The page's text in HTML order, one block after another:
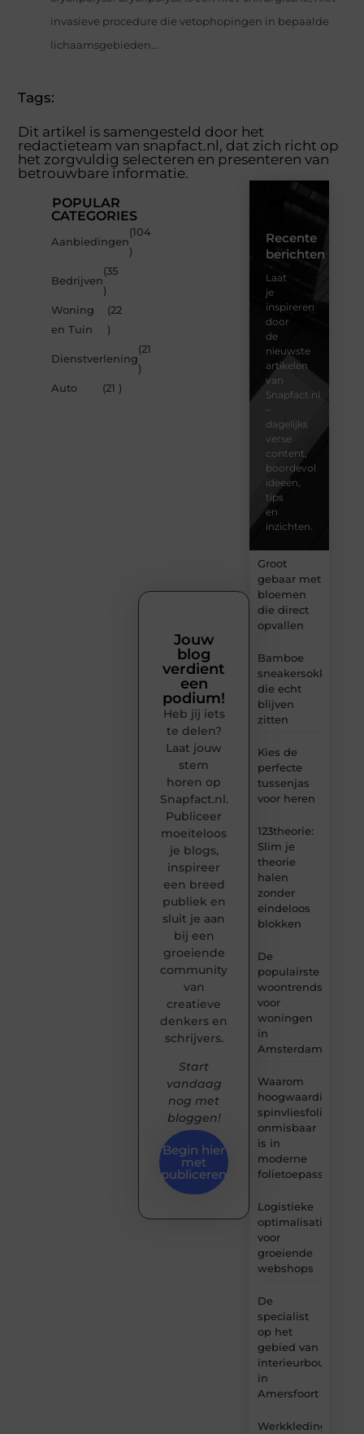
invasieve procedure die vetophopingen in bepaalde
lichaamsgebieden...
Tags:
Dit artikel is samengesteld door het
redactieteam van snapfact.nl, dat zich richt op
het zorgvuldig selecteren en presenteren van
betrouwbare informatie.
POPULAR
CATEGORIES
Aanbiedingen
(104
)
Bedrijven
(35
)
Woning
en Tuin
(22
)
Dienstverlening
(21
)
Auto
(21 )
Recente
berichten
Laat
je
inspireren
door
de
nieuwste
artikelen
van
Snapfact.nl
–
dagelijks
verse
content,
boordevol
ideeën,
tips
en
inzichten.
Groot
gebaar met
bloemen
die direct
opvallen
Bamboe
sneakersokken
die echt
blijven
zitten
Kies de
perfecte
tussenjas
voor heren
123theorie:
Slim je
theorie
halen
zonder
eindeloos
blokken
De
populairste
woontrends
voor
woningen
in
Amsterdam
Waarom
hoogwaardige
spinvliesfolie
onmisbaar
is in
moderne
folietoepassingen
Logistieke
optimalisatie
voor
groeiende
webshops
De
specialist
op het
gebied van
interieurbouw
in
Amersfoort
Werkkleding
Jouw
blog
verdient
een
podium!
Heb jij iets
te delen?
Laat jouw
stem
horen op
Snapfact.nl.
Publiceer
moeiteloos
je blogs,
inspireer
een breed
publiek en
sluit je aan
bij een
groeiende
community
van
creatieve
denkers en
schrijvers.
Start
vandaag
nog met
bloggen!
Begin hier
met
publiceren